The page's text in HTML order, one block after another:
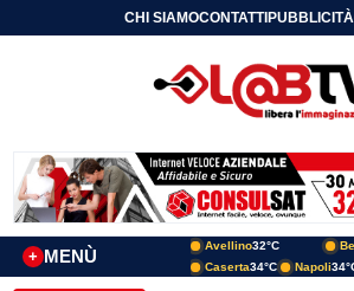
CHI SIAMOCONTATTIPUBBLICITÀ
MENÙ
+
Avellino32°C
Caserta34°C Napoli